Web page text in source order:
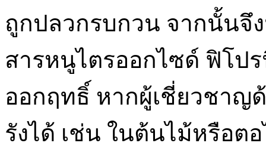
ถูกปลวกรบกวน จากนั้นจึ
สารหนูไตรออกไซด์ ฟิโป
ออกฤทธิ์ หากผู้เชี่ยวชาญ
รังได้ เช่น ในต้นไม้หรือต